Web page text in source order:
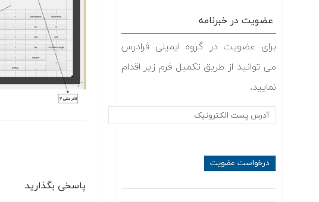
عضویت در خبرنامه
برای عضویت در گروه ایمیلی فرادرس
می توانید از طریق تکمیل فرم زیر اقدام
نمایید.
پاسخی بگذارید